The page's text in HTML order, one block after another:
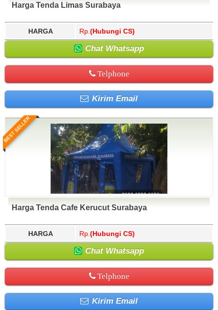
Harga Tenda Limas Surabaya
HARGA Rp. (Hubungi CS)
Chat Whatsapp
Telphone
Kirim Email
BEST SELLER
Harga Tenda Cafe Kerucut Surabaya
HARGA Rp. (Hubungi CS)
Chat Whatsapp
Telphone
Kirim Email